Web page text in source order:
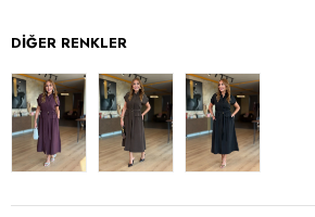
DIĞER RENKLER